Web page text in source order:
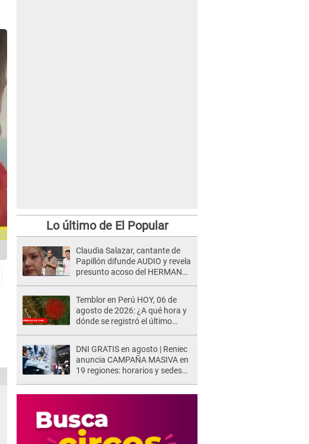
Lo último de El Popular
Claudia Salazar, cantante de
Papillón difunde AUDIO y revela
presunto acoso del HERMANO
shock"
Temblor en Perú HOY, 06 de
agosto de 2026: ¿A qué hora y
dónde se registró el último
DNI GRATIS en agosto | Reniec
anuncia CAMPAÑA MASIVA en
19 regiones: horarios y sedes